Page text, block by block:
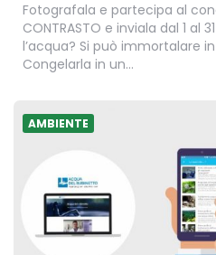
Fotografala e partecipa al
CONTRASTO e inviala dal 1 al
l’acqua? Si può immortalare
Congelarla in un…
AMBIENTE